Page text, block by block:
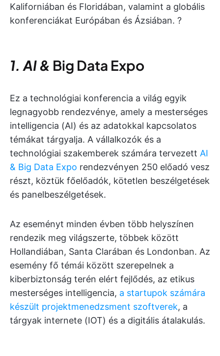
Kaliforniában és Floridában, valamint a globális
konferenciákat Európában és Ázsiában. ?
1. AI & Big Data Expo
Ez a technológiai konferencia a világ egyik
legnagyobb rendezvénye, amely a mesterséges
intelligencia (AI) és az adatokkal kapcsolatos
témákat tárgyalja. A vállalkozók és a
technológiai szakemberek számára tervezett AI
& Big Data Expo rendezvényen 250 előadó vesz
részt, köztük főelőadók, kötetlen beszélgetések
és panelbeszélgetések.
Az eseményt minden évben több helyszínen
rendezik meg világszerte, többek között
Hollandiában, Santa Clarában és Londonban. Az
esemény fő témái között szerepelnek a
kiberbiztonság terén elért fejlődés, az etikus
mesterséges intelligencia, a startupok számára
készült projektmenedzsment szoftverek, a
tárgyak internete (IOT) és a digitális átalakulás.